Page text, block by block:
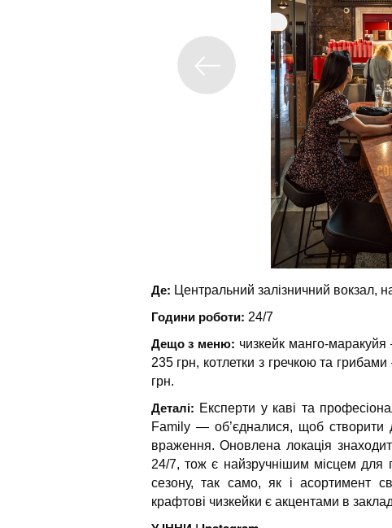
Де: Центральний залізничний вокзал,
Години роботи: 24/7
Дещо з меню: чизкейк манго-
235 грн, котлетки з гречкою та
грн.
Деталі: Експерти у каві та
Family — об’єдналися, щоб створити
враження. Оновлена локація
24/7, тож є найзручнішим місцем для
сезону, так само, як і асортимент
крафтові чизкейки є акцентами в